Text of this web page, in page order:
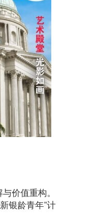
价值重构。
银龄青年”计